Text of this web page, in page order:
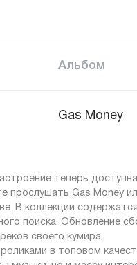
Альбом
Gas Money
теперь
прослушать Gas Money
В коллекции
поиска. Обновление
своего кумира.
в топовом